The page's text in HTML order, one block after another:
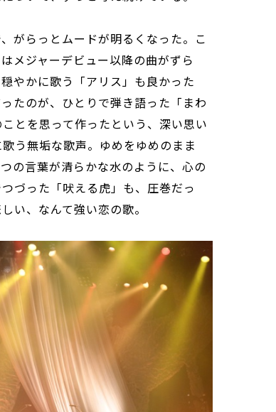
がらっとムードが明るくなった。こ
メジャーデビュー以降の曲がずら
やかに歌う「アリス」も良かった
たのが、ひとりで弾き語った「まわ
とを思って作ったという、深い思い
う無垢な歌声。ゆめをゆめのまま
の言葉が清らかな水のように、心の
づった「吠える虎」も、圧巻だっ
い、なんて強い恋の歌。